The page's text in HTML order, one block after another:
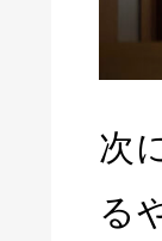
次
る